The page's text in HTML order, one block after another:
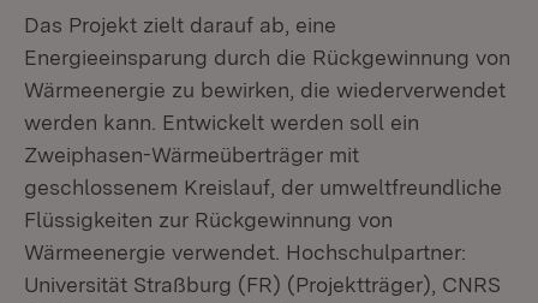
Das Projekt zielt darauf ab, eine
Energieeinsparung durch die Rückgewinnung von
Wärmeenergie zu bewirken, die wiederverwendet
werden kann. Entwickelt werden soll ein
Zweiphasen-Wärmeüberträger mit
geschlossenem Kreislauf, der umweltfreundliche
Flüssigkeiten zur Rückgewinnung von
Wärmeenergie verwendet. Hochschulpartner:
Universität Straßburg (FR) (Projektträger), CNRS